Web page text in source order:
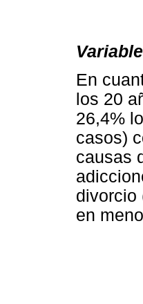
En
los 20
26,4%
casos)
causas
divorcio
en